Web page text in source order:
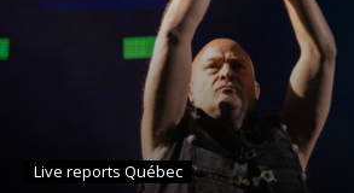
Live reports Québec